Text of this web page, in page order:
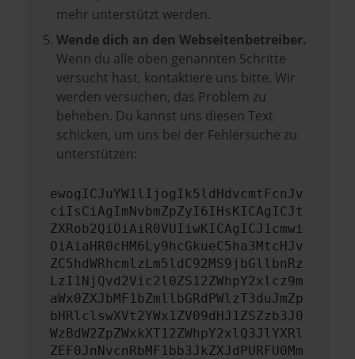
mehr unterstützt werden.
Wende dich an den Webseitenbetreiber.
Wenn du alle oben genannten Schritte
versucht hast, kontaktiere uns bitte. Wir
werden versuchen, das Problem zu
beheben. Du kannst uns diesen Text
schicken, um uns bei der Fehlersuche zu
unterstützen:
ewogICJuYW1lIjogIk5ldHdvcmtFcnJv
ciIsCiAgImNvbmZpZyI6IHsKICAgICJt
ZXRob2QiOiAiR0VUIiwKICAgICJ1cmwi
OiAiaHR0cHM6Ly9hcGkueC5ha3MtcHJv
ZC5hdWRhcmlzLm5ldC92MS9jbGllbnRz
LzI1NjQvd2Vic2l0ZS12ZWhpY2xlcz9m
aWx0ZXJbMF1bZmllbGRdPWlzT3duJmZp
bHRlclswXVt2YWx1ZV09dHJ1ZSZzb3J0
WzBdW2ZpZWxkXT12ZWhpY2xlQ3JlYXRl
ZEF0JnNvcnRbMF1bb3JkZXJdPURFU0Mm